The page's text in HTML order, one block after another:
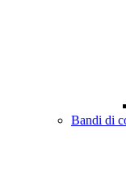
Bandi di